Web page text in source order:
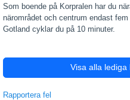
Som boende på Korpralen har du
närområdet och centrum endast
Gotland cyklar du på 10 minuter.
Visa alla lediga
Rapportera fel